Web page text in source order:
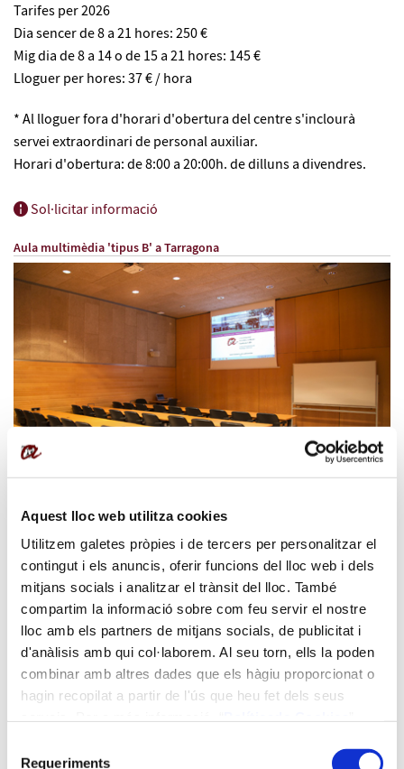
Aquest lloc web utilitza cookies
Utilitzem galetes pròpies i de tercers per personalitzar el
contingut i els anuncis, oferir funcions del lloc web i dels
mitjans socials i analitzar el trànsit del lloc. També
compartim la informació sobre com feu servir el nostre
lloc amb els partners de mitjans socials, de publicitat i
d'anàlisis amb qui col·laborem. Al seu torn, ells la poden
combinar amb altres dades que els hàgiu proporcionat o
hagin recopilat a partir de l'ús que heu fet dels seus
Requeriments
Tarifes per 2026
Dia sencer de 8 a 21 hores: 250 €
Mig dia de 8 a 14 o de 15 a 21 hores: 145 €
Lloguer per hores: 37 € / hora
* Al lloguer fora d'horari d'obertura del centre s'inclourà
servei extraordinari de personal auxiliar.
Horari d'obertura: de 8:00 a 20:00h. de dilluns a divendres.
Sol·licitar informació
Aula multimèdia 'tipus B' a Tarragona
AULA MULTIMÈDIA TIPUS B (Capacitat 45 persones)
Dia sencer de 8 a 21 hores: 220 €
Mig dia de 8 a 14 o de 15 a 21 hores: 128 €
Lloguer per hores: 32 € / hora
* Al lloguer fora d'horari d'obertura del centre s'inclourà
servei extraordinari de personal auxiliar.
Horari d'obertura: de 8:00 a 20:00h. de dilluns a divendres.